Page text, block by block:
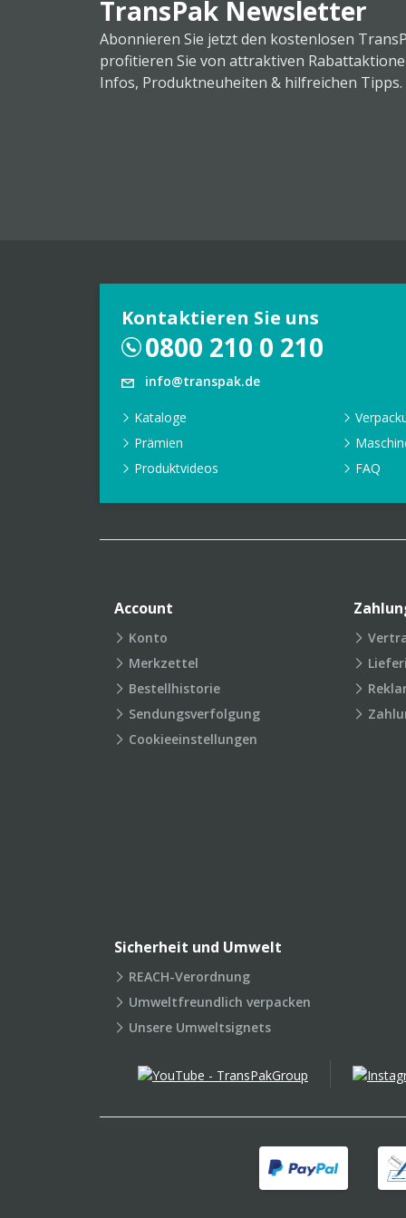
TransPak Newsletter
Abonnieren Sie jetzt den kostenlosen
profitieren Sie von attraktiven
Infos, Produktneuheiten & hilfreichen Tipps.
Kontaktieren Sie uns
0800 210 0 210
info@transpak.de
Kataloge
Prämien
Produktvideos
FAQ
Account
Konto
Merkzettel
Bestellhistorie
Sendungsverfolgung
Cookieeinstellungen
Sicherheit und Umwelt
REACH-Verordnung
Umweltfreundlich verpacken
Unsere Umweltsignets